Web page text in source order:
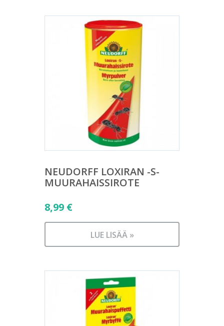
NEUDORFF LOXIRAN -S-
MUURAHAISSIROTE
8,99 €
LUE LISÄÄ »